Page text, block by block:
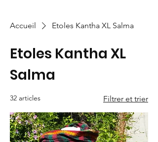
Accueil Etoles Kantha XL Salma
Etoles Kantha XL
Salma
32 articles Filtrer et trier